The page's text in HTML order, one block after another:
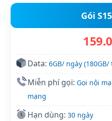
Gói
Data: 6GB/ ngày
Miễn phí gọi: Gọi nội
mạng
Hạn dùng: 30 ngày